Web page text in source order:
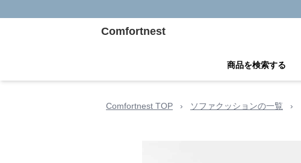
Comfortnest
商品を検索する
Comfortnest TOP › ソファクッションの一覧 ›